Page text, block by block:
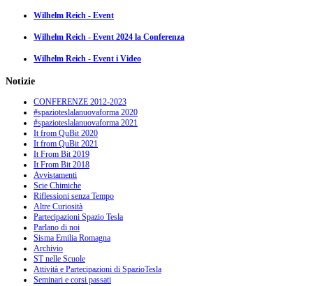
Wilhelm Reich - Event
Wilhelm Reich - Event 2024 la Conferenza
Wilhelm Reich - Event i Video
Notizie
CONFERENZE 2012-2023
#spazioteslalanuovaforma 2020
#spazioteslalanuovaforma 2021
It from QuBit 2020
It from QuBit 2021
It From Bit 2019
It From Bit 2018
Avvistamenti
Scie Chimiche
Riflessioni senza Tempo
Altre Curiosità
Partecipazioni Spazio Tesla
Parlano di noi
Sisma Emilia Romagna
Archivio
ST nelle Scuole
Attività e Partecipazioni di SpazioTesla
Seminari e corsi passati